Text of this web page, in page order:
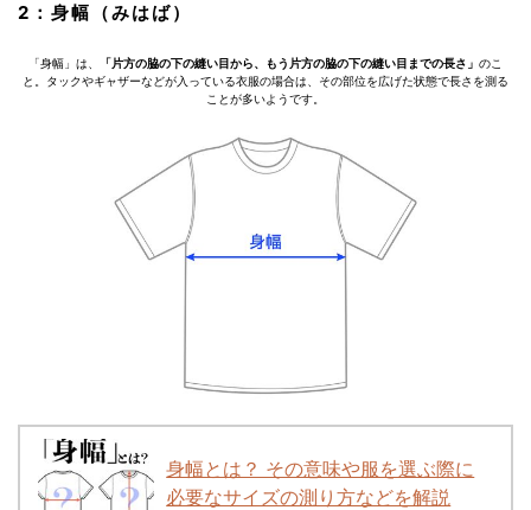
2：身幅（みはば）
「身幅」は、 「片方の脇の下の縫い目から、もう片方の脇の下の縫い目までの長さ」 のこ
と。タックやギャザーなどが入っている衣服の場合は、その部位を広げた状態で長さを測る
ことが多いようです。
身幅とは？ その意味や服を選ぶ際に
必要なサイズの測り方などを解説